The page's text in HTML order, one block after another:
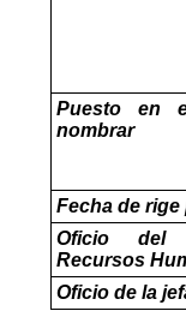
Puesto en
nombrar
Fecha de
Oficio del
Recursos
Oficio de la